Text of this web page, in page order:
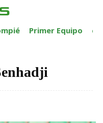
Primer Equipo